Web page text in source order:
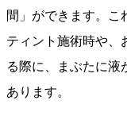
間」ができます。こ
ティント施術時や、
る際に、まぶたに液
あります。